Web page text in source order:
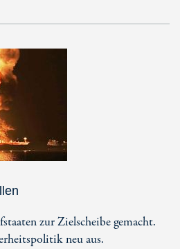
zur Zielscheibe gemacht.
neu aus.